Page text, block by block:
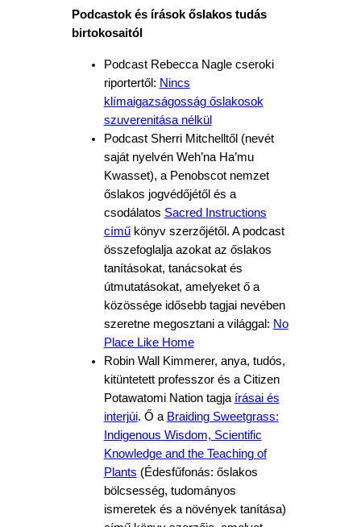
Podcastok és írások őslakos tudás
birtokosaitól
Podcast Rebecca Nagle cseroki
riportertől: Nincs
klímaigazságosság őslakosok
szuverenitása nélkül
Podcast Sherri Mitchelltől (nevét
saját nyelvén Weh’na Ha’mu
Kwasset), a Penobscot nemzet
őslakos jogvédőjétől és a
csodálatos Sacred Instructions
címűkönyv szerzőjétől. A podcast
összefoglalja azokat az őslakos
tanításokat, tanácsokat és
útmutatásokat, amelyeket ő a
közössége idősebb tagjai nevében
szeretne megosztani a világgal: No
Place Like Home
Robin Wall Kimmerer, anya, tudós,
kitüntetett professzor és a Citizen
Potawatomi Nation tagja írásai és
interjúi. Ő a Braiding Sweetgrass:
Indigenous Wisdom, Scientific
Knowledge and the Teaching of
Plants (Édesfűfonás: őslakos
bölcsesség, tudományos
ismeretek és a növények tanítása)